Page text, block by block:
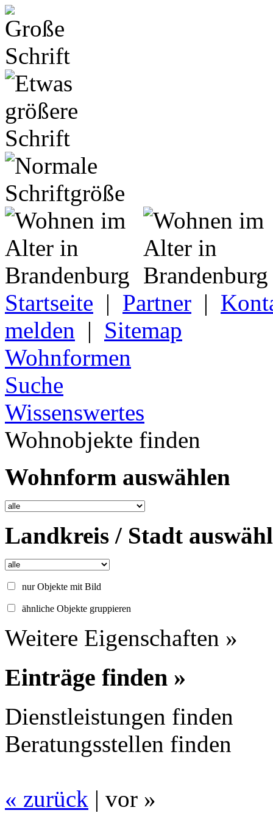
Startseite | Partner |
melden | Sitemap
Wohnformen
Suche
Wissenswertes
Wohnobjekte finden
Wohnform auswählen
Landkreis / Stadt
nur Objekte mit Bild
ähnliche Objekte gruppieren
Weitere Eigenschaften »
Einträge finden »
Dienstleistungen finden
Beratungsstellen finden
« zurück | vor »